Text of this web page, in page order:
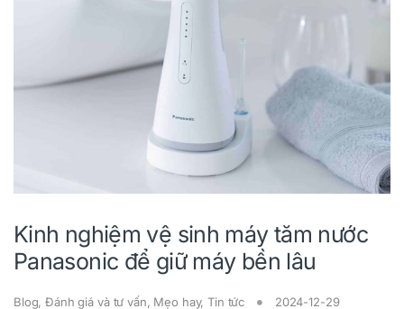
Kinh nghiệm vệ sinh máy tăm nước
Panasonic để giữ máy bền lâu
Blog,Đánh giá và tư vấn, Mẹo hay,Tin tức 2024-12-29